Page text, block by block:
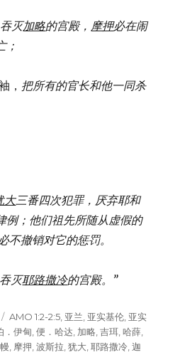
吞灭加略的宫殿， 摩押必在闹
；
， 把所有的官长和他一同杀
大三番四次犯罪， 厌弃耶和
例； 他们祖先所随从虚假的
不撤销对它的惩罚。
吞灭耶路撒冷的宫殿。”
Tags
AMO 1:2-2:5 亚兰 亚实基伦 亚实
．伊甸 ,便．哈达 加略 ,吉珥 ,哈薛
摩押 ,波斯拉 ,犹大 ,耶路撒冷 ,迦